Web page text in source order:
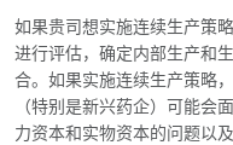
如果贵司想实施连续生产策
进行评估，确定内部生产和
合。如果实施连续生产策略
（特别是新兴药企）可能会
力资本和实物资本的问题以